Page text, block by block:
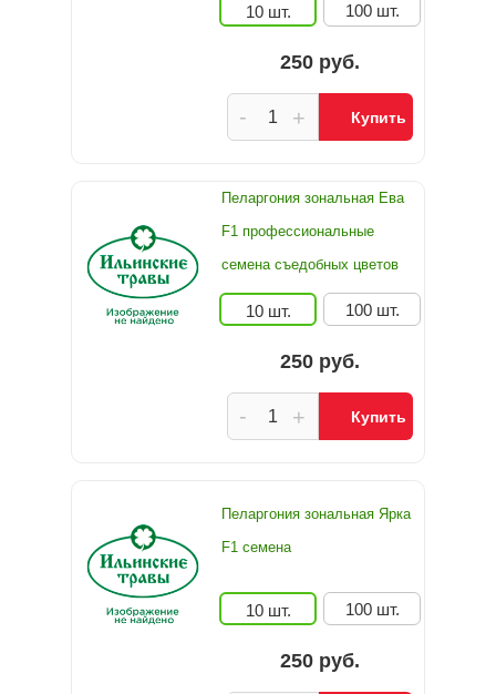
10 шт. 100 шт.
250 руб.
+
- Купить
Пеларгония зональная Ева
F1 профессиональные
семена съедобных цветов
10 шт. 100 шт.
250 руб.
+
- Купить
Пеларгония зональная Ярка
F1 семена
10 шт. 100 шт.
250 руб.